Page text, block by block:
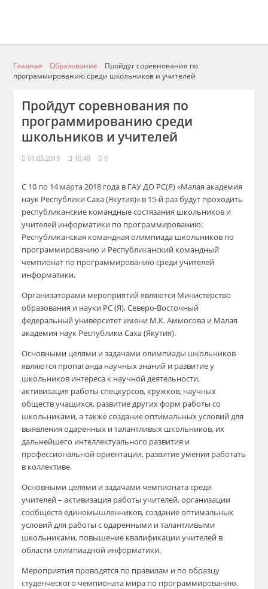
Главная Образование
Пройдут соревнования по
программированию среди школьников и учителей
Пройдут соревнования по
программированию среди
школьников и учителей
01.03.2018 10:48 0
С 10 по 14 марта 2018 года в ГАУ ДО РС(Я) «Малая академия
наук Республики Саха (Якутия)» в 15-й раз будут проходить
республиканские командные состязания школьников и
учителей информатики по программированию:
Республиканская командная олимпиада школьников по
программированию и Республиканский командный
чемпионат по программированию среди учителей
информатики.
Организаторами мероприятий являются Министерство
образования и науки РС (Я), Северо-Восточный
федеральный университет имени М.К. Аммосова и Малая
академия наук Республики Саха (Якутия).
Основными целями и задачами олимпиады школьников
являются пропаганда научных знаний и развитие у
школьников интереса к научной деятельности,
активизация работы спецкурсов, кружков, научных
обществ учащихся, развитие других форм работы со
школьниками, а также создание оптимальных условий для
выявления одаренных и талантливых школьников, их
дальнейшего интеллектуального развития и
профессиональной ориентации, развитие умения работать
в коллективе.
Основными целями и задачами чемпионата среди
учителей – активизация работы учителей, организации
сообществ единомышленников, создание оптимальных
условий для работы с одаренными и талантливыми
школьниками, повышение квалификации учителей в
области олимпиадной информатики.
Мероприятия проводятся по правилам и по образцу
студенческого чемпионата мира по программированию.